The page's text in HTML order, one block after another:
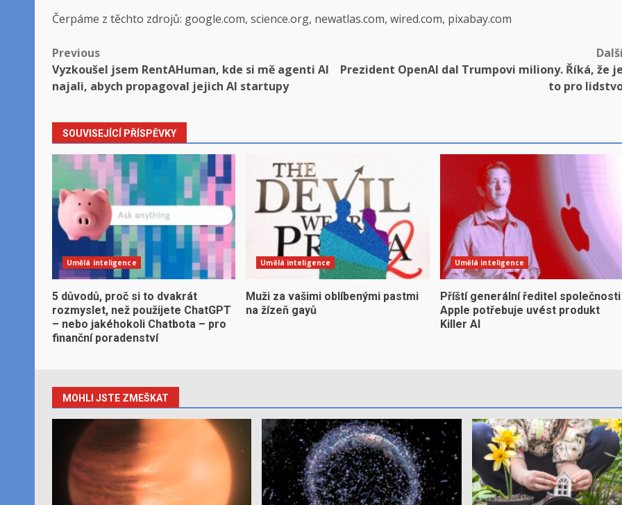
Čerpáme z těchto zdrojů: google.com, science.org, newatlas.com, wired.com, pixabay.com
Post
navigation
Previous
Vyzkoušel jsem RentAHuman, kde si mě agenti AI
najali, abych propagoval jejich AI startupy
Prezident OpenAI dal Trumpovi miliony. Říká, že je
to pro
SOUVISEJÍCÍ PŘÍSPĚVKY
Umělá inteligence
5 důvodů, proč si to dvakrát
rozmyslet, než použijete ChatGPT
– nebo jakéhokoli Chatbota – pro
finanční poradenství
Umělá inteligence
Muži za vašimi oblíbenými pastmi
na žízeň gayů
Umělá inteligence
Příští generální ředitel společnosti
Apple potřebuje uvést produkt
Killer AI
MOHLI JSTE ZMEŠKAT